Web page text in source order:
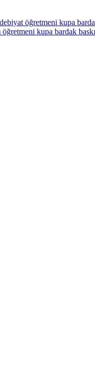
öğretmeni kupa
öğretmeni kupa bardak baskı